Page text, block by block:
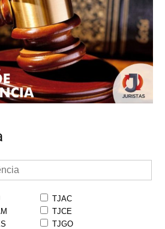
TJAC
TJCE
TJGO